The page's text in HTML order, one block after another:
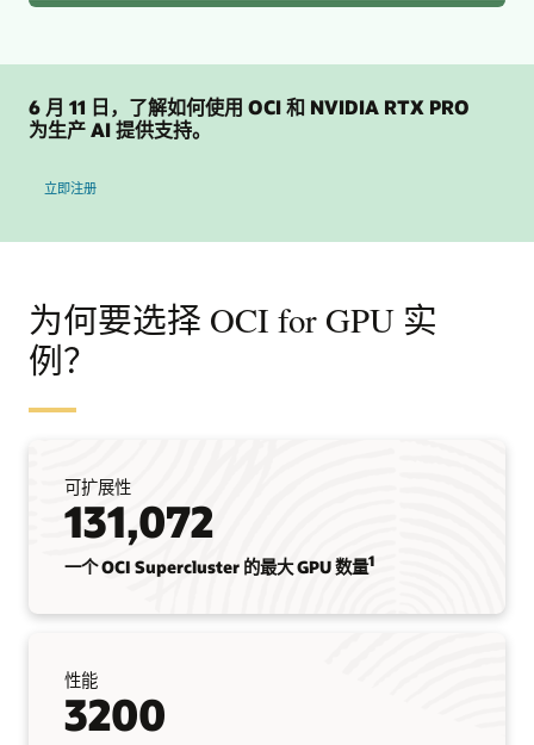
6 月 11 日，了解如何使用 OCI 和 NVIDIA RTX PRO
为生产 AI 提供支持。
立即注册
为何要选择 OCI for GPU 实
例？
可扩展性
131,072
一个 OCI Supercluster 的最大 GPU 数量1
性能
3200